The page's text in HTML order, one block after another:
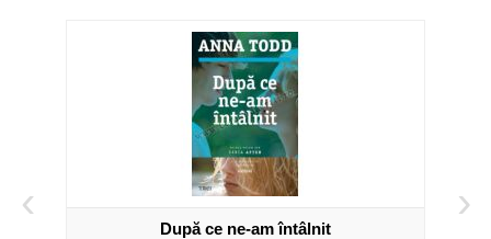
‹
După ce ne-am întâlnit
›